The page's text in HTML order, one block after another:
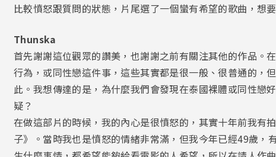
比較憤怒跟質問的狀態，片尾選了一個蠻有希望的歌曲，想
Thunska
首先謝謝這位觀眾的讚美，也謝謝之前有關注其他的作品。
行為，或同性戀這件事，這些其實都是很一般、很普通的，
此。我想傳達的是，為什麼我們會發現在泰國裸體或同性戀
疑？
在做這部片的時候，我的內心是很憤怒的，其實十年前我
子》。當時我也是憤怒的情緒非常滿，但我今年已經49歲